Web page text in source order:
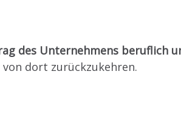
des Unternehmens beruflich
dort zurückzukehren.